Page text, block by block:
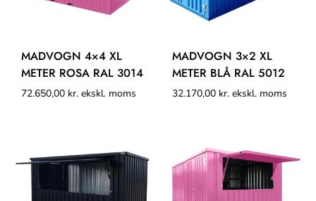
MADVOGN 4×4 XL
METER ROSA RAL 3014
72.650,00 kr. ekskl. moms
MADVOGN 3×2 XL
METER BLÅ RAL 5012
32.170,00 kr. ekskl. moms